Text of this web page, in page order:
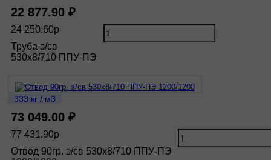
22 877.90 ₽
24 250.60р
Труба э/св
530х8/710 ППУ-ПЭ
333 кг / м3
73 049.00 ₽
77 431.90р
Отвод 90гр. э/св 530х8/710 ППУ-ПЭ